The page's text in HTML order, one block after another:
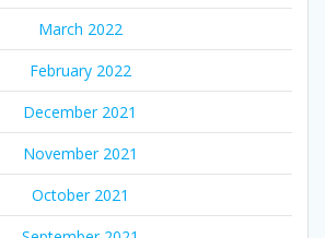
March 2022
February 2022
December 2021
November 2021
October 2021